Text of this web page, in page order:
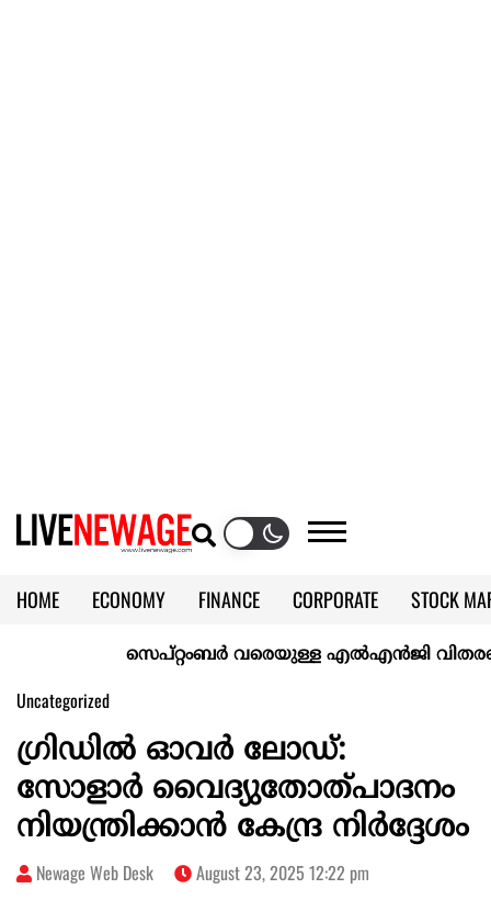
HOME ECONOMY FINANCE CORPORATE
STOCK
KERALA @70
സെപ്റ്റംബർ വരെയുള്ള എൽഎൻജി വിതരണം
Uncategorized
ഗ്രിഡില്‍ ഓവര്‍ ലോഡ്:
സോളാര്‍ വൈദ്യുതോത്പാദനം
നിയന്ത്രിക്കാന്‍ കേന്ദ്ര നിര്‍ദ്ദേശം
Newage Web Desk August 23, 2025 12:22 pm